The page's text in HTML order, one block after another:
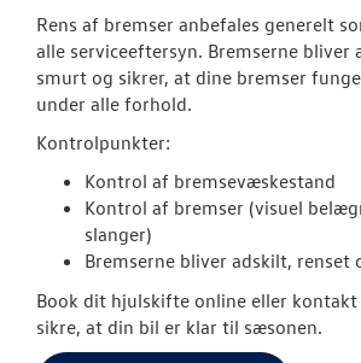
Rens af bremser anbefales generelt
alle serviceeftersyn. Bremserne bliver
smurt og sikrer, at dine bremser
under alle forhold.
Kontrolpunkter:
Kontrol af bremsevæskestand
Kontrol af bremser (visuel
slanger)
Bremserne bliver adskilt, renset
Book dit hjulskifte online eller
sikre, at din bil er klar til sæsonen.